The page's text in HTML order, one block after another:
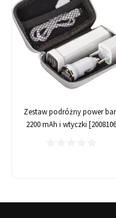
Zestaw podróżny power
2200 mAh i wtyczki